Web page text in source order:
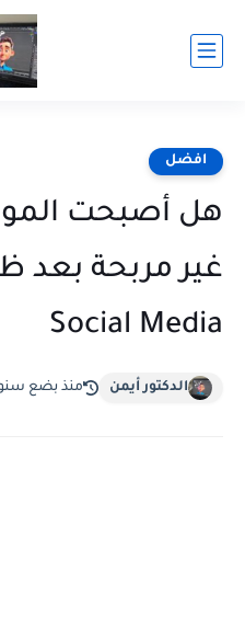
افضل
هل أصبحت
غير مربحة بعد
Social Media
الدكتور أيمن منذ بضع